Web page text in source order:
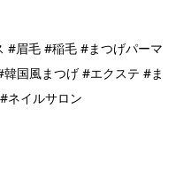
#眉毛 #稲毛 #まつげパーマ
国風まつげ #エクステ #ま
ネイルサロン